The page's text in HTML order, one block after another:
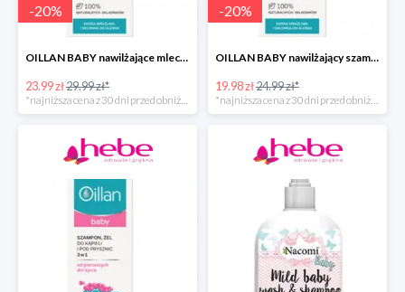
-20%
OILLAN BABY nawilżające mleczko do ciała, 200 ml
23.99 zł29.99 zł*
-20%
OILLAN BABY nawilżający szampon do włosów, 200 ml
19.98 zł24.99 zł*